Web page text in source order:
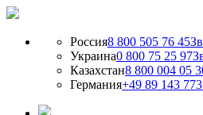
Россия8 800 505 76 45
Украина0 800 75 25 97
Казахстан8 800 004 05
Германия+49 89 143